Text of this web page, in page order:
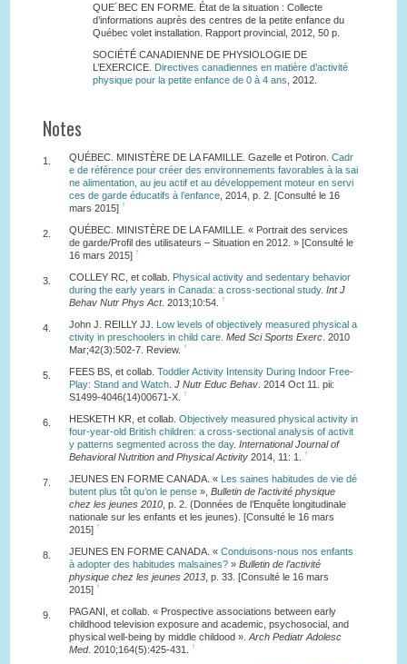
QUE´BEC EN FORME. État de la situation : Collecte
d’informations auprès des centres de la petite enfance du
Québec volet installation. Rapport provincial, 2012, 50 p.
SOCIÉTÉ CANADIENNE DE PHYSIOLOGIE DE
L’EXERCICE. Directives canadiennes en matière d’activité
physique pour la petite enfance de 0 à 4 ans , 2012.
Notes
1. QUÉBEC. MINISTÈRE DE LA FAMILLE. Gazelle et Potiron. Cadr
e de référence pour créer des environnements favorables à la sai
ne alimentation, au jeu actif et au développement moteur en servi
ces de garde éducatifs à l’enfance, 2014, p. 2. [Consulté le 16
mars 2015] ↑
2.
QUÉBEC. MINISTÈRE DE LA FAMILLE. « Portrait des services
de garde/Profil des utilisateurs – Situation en 2012. » [Consulté le
16 mars 2015] ↑
3. COLLEY RC, et collab. Physical activity and sedentary behavior
during the early years in Canada: a cross-sectional study. Int J
Behav Nutr Phys Act. 2013;10:54. ↑
4. John J. REILLY JJ.
Low levels of objectively measured physical a
ctivity in preschoolers in child care. Med Sci Sports Exerc. 2010
Mar;42(3):502-7. Review.
↑
5. FEES BS, et collab. Toddler Activity Intensity During Indoor Free-
Play: Stand and Watch. J Nutr Educ Behav. 2014 Oct 11. pii:
S1499-4046(14)00671-X.
↑
6. HESKETH KR, et collab. Objectively measured physical activity in
four-year-old British children: a cross-sectional analysis of activit
y patterns segmented across the day. International Journal of
Behavioral Nutrition and Physical Activity2014, 11: 1. ↑
7. JEUNES EN FORME CANADA. « Les saines habitudes de vie dé
butent plus tôt qu’on le pense», Bulletin de l’activité physique
chez les jeunes 2010, p. 2. (Données de l’Enquête longitudinale
nationale sur les enfants et les jeunes). [Consulté le 16 mars
2015] ↑
8. JEUNES EN FORME CANADA. « Conduisons-nous nos enfants
à adopter des habitudes malsaines?» Bulletin de l’activité
physique chez les jeunes 2013, p. 33. [Consulté le 16 mars
2015] ↑
9.
PAGANI, et collab. « Prospective associations between early
childhood television exposure and academic, psychosocial, and
physical well-being by middle childood ». Arch Pediatr Adolesc
Med. 2010;164(5):425-431. ↑